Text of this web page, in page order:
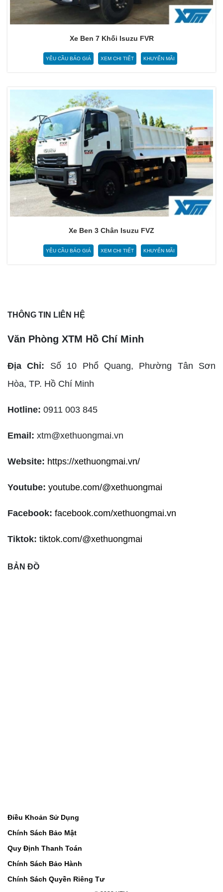
Xe Ben 7 Khối Isuzu FVR
YÊU CẦU BÁO GIÁ XEM CHI TIẾT KHUYẾN MÃI
Xe Ben 3 Chân Isuzu FVZ
YÊU CẦU BÁO GIÁ XEM CHI TIẾT KHUYẾN MÃI
THÔNG TIN LIÊN HỆ
Văn Phòng XTM Hồ Chí Minh
Địa Chỉ: Số 10 Phổ Quang, Phường Tân Sơn
Hòa, TP. Hồ Chí Minh
Hotline: 0911 003 845
Email: xtm@xethuongmai.vn
Website: https://xethuongmai.vn/
Youtube: youtube.com/@xethuongmai
Facebook: facebook.com/xethuongmai.vn
Tiktok: tiktok.com/@xethuongmai
BẢN ĐỒ
Điều Khoản Sử Dụng
Chính Sách Bảo Mật
Quy Định Thanh Toán
Chính Sách Bảo Hành
Chính Sách Quyền Riêng Tư